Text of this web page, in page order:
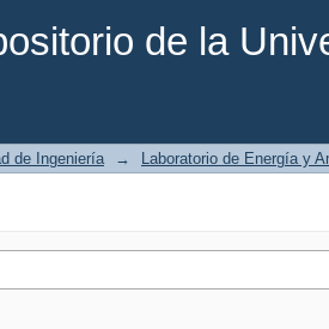
de la
de Ingeniería → Laboratorio de Energía y